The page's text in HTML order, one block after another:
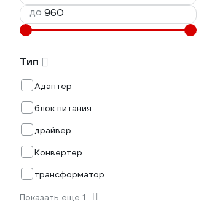
до
Тип
Адаптер
блок питания
драйвер
Конвертер
трансформатор
Показать еще 1